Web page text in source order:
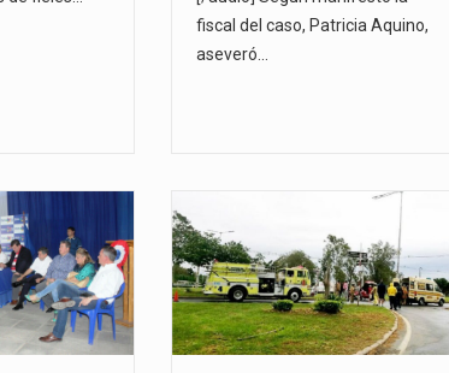
fiscal del caso, Patricia Aquino,
aseveró…